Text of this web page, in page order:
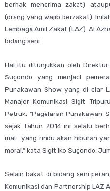
berhak menerima zakat)
(orang yang wajib berzakat).
Lembaga Amil Zakat (LAZ) Al
bidang seni.
Hal itu ditunjukkan oleh
Sugondo yang menjadi
Punakawan Show yang di elar
Manajer Komunikasi Sigit
Petruk. “Pagelaran Punakawan
sejak tahun 2014 ini selalu
mall yang rindu akan hiburan
moral,” kata Sigit Iko Sugondo,
Selain bakat di bidang seni
Komunikasi dan Partnership LAZ